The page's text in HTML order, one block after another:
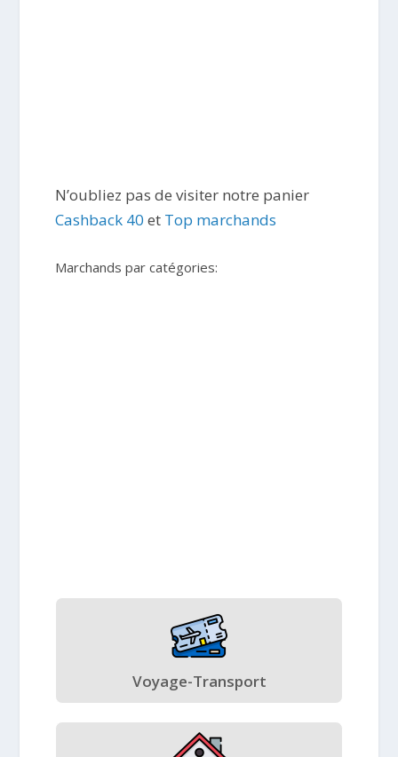
N’oubliez pas de visiter notre panier
Cashback 40 et Top marchands
Marchands par catégories:
Voyage-Transport